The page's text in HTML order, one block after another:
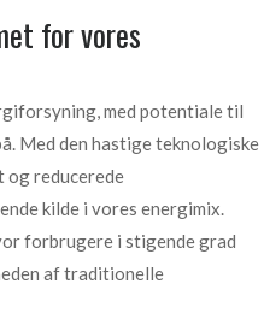
for vores
med potentiale til
Med den hastige teknologiske
reducerede
kilde i vores energimix.
forbrugere i stigende grad
af traditionelle